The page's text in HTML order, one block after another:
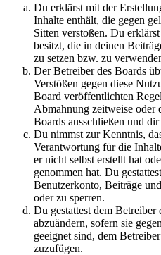
Du erklärst mit der
Inhalte enthält, die gegen
Sitten verstoßen. Du
besitzt, die in deinen
zu setzen bzw. zu
Der Betreiber des Boards
Verstößen gegen diese
Board veröffentlichten
Abmahnung zeitweise oder
Boards ausschließen und
Du nimmst zur Kenntnis,
Verantwortung für die
er nicht selbst erstellt hat
genommen hat. Du
Benutzerkonto, Beiträge
oder zu sperren.
Du gestattest dem
abzuändern, sofern sie
geeignet sind, dem
zuzufügen.